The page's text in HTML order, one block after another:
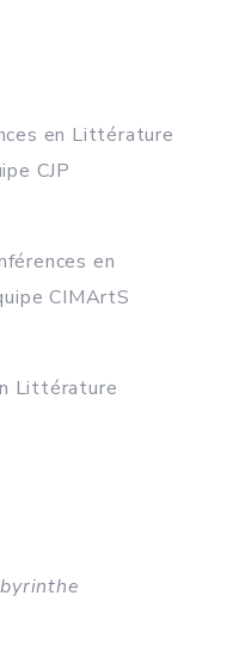
en Littérature
CJP
en
CIMArtS
Littérature